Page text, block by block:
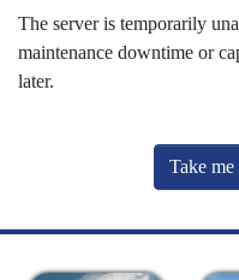
The server is temporarily
maintenance downtime or
later.
Take me